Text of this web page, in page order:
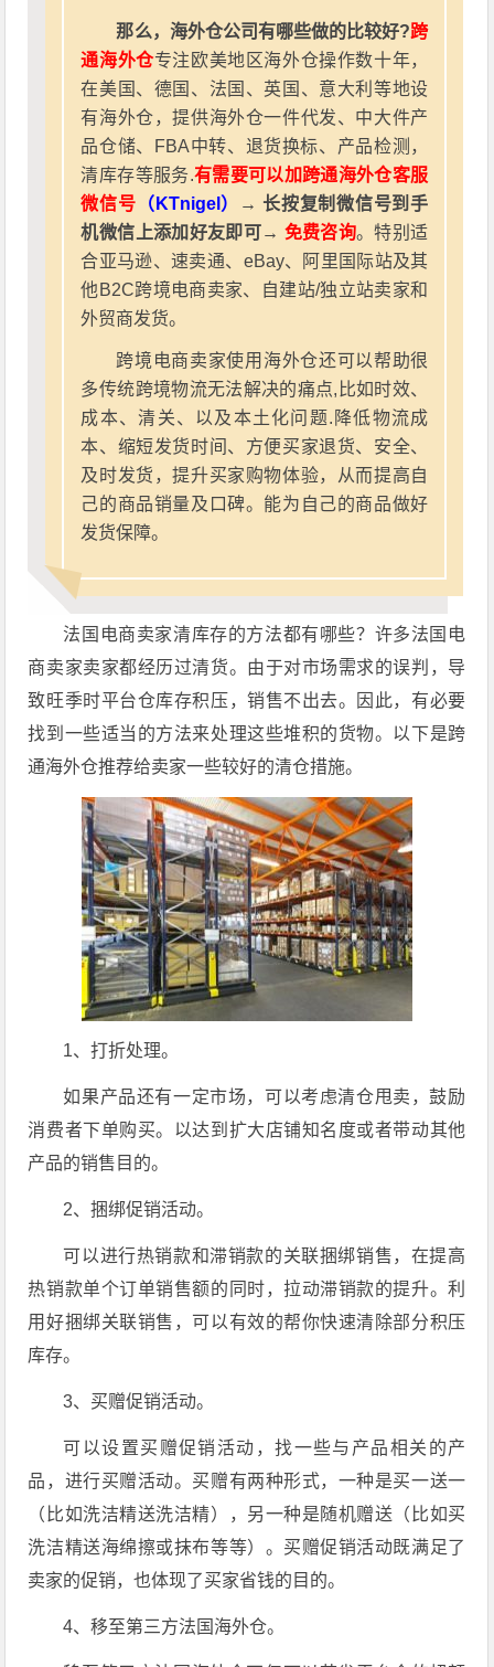
那么，海外仓公司有哪些做的比较好?跨
通海外仓专注欧美地区海外仓操作数十年，
在美国、德国、法国、英国、意大利等地设
有海外仓，提供海外仓一件代发、中大件产
品仓储、FBA中转、退货换标、产品检测，
清库存等服务.有需要可以加跨通海外仓客服
微信号 （KTnigel）
→ 长按复制微信号到手
机微信上添加好友即可→ 免费咨询。特别适
合亚马逊、速卖通、eBay、阿里国际站及其
他B2C跨境电商卖家、自建站/独立站卖家和
外贸商发货。
跨境电商卖家使用海外仓还可以帮助很
多传统跨境物流无法解决的痛点,比如时效、
成本、清关、以及本土化问题.降低物流成
本、缩短发货时间、方便买家退货、安全、
及时发货，提升买家购物体验，从而提高自
己的商品销量及口碑。能为自己的商品做好
发货保障。
法国电商卖家清库存的方法都有哪些？许多法国电
商卖家卖家都经历过清货。由于对市场需求的误判，导
致旺季时平台仓库存积压，销售不出去。因此，有必要
找到一些适当的方法来处理这些堆积的货物。以下是跨
通海外仓推荐给卖家一些较好的清仓措施。
1、打折处理。
如果产品还有一定市场，可以考虑清仓甩卖，鼓励
消费者下单购买。以达到扩大店铺知名度或者带动其他
产品的销售目的。
2、捆绑促销活动。
可以进行热销款和滞销款的关联捆绑销售，在提高
热销款单个订单销售额的同时，拉动滞销款的提升。利
用好捆绑关联销售，可以有效的帮你快速清除部分积压
库存。
3、买赠促销活动。
可以设置买赠促销活动，找一些与产品相关的产
品，进行买赠活动。买赠有两种形式，一种是买一送一
（比如洗洁精送洗洁精），另一种是随机赠送（比如买
洗洁精送海绵擦或抹布等等）。买赠促销活动既满足了
卖家的促销，也体现了买家省钱的目的。
4、移至第三方法国海外仓。